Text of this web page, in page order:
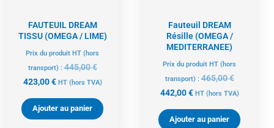
FAUTEUIL DREAM
TISSU (OMEGA / LIME)
Prix du produit HT (hors
transport) :445,00€
423,00€ HT (hors TVA)
Ajouter au panier
Fauteuil DREAM
Résille (OMEGA /
MEDITERRANEE)
Prix du produit HT (hors
transport) :465,00€
442,00€ HT (hors TVA)
Ajouter au panier